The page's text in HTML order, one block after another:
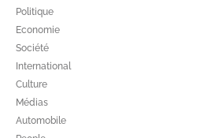
Politique
Economie
Société
International
Culture
Médias
Automobile